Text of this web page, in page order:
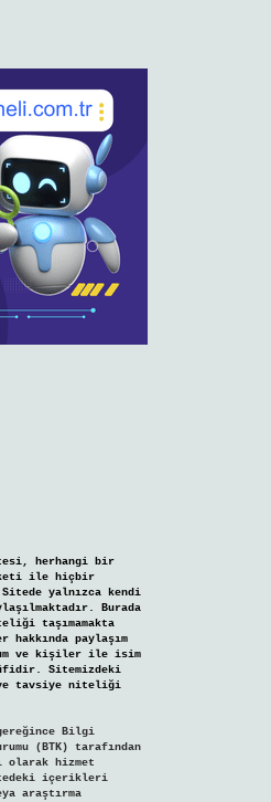
herhangi bir
ile hiçbir
Sitede yalnızca kendi
Burada
taşımamakta
paylaşım
ve kişiler ile isim
Sitemizdeki
tavsiye niteliği
Bilgi
(BTK) tarafından
olarak hizmet
içerikleri
araştırma